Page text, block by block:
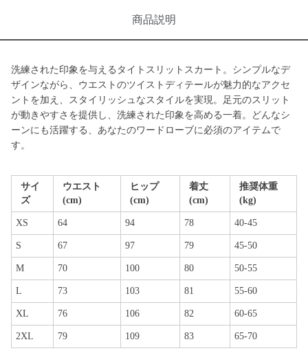
商品説明
洗練された印象を与えるタイトスリットスカート。シンプルなデ
ザインながら、ウエストのツイストディテールが魅力的なアクセ
ントを加え、スタイリッシュなスタイルを実現。足元のスリット
が動きやすさを提供し、洗練された印象を高める一着。どんなシ
ーンにも活躍する、あなたのワードローブに必須のアイテムで
す。
サイ
ズ
ウエスト
(cm)
ヒップ
(cm)
着丈
(cm)
推奨体重
(kg)
XS 64 94 78 40-45
S 67 97 79 45-50
M 70 100 80 50-55
L 73 103 81 55-60
XL 76 106 82 60-65
2XL 79 109 83 65-70